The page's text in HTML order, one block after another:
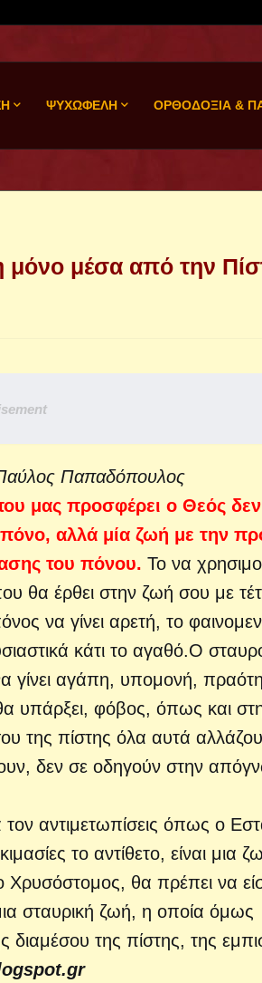
ΨΥΧΩΦΕΛΗ ΟΡΘΟΔΟΞΙΑ &
μόνο μέσα από την
Παπαδόπουλος
μας προσφέρει ο Θεός
αλλά μία ζωή με την
του πόνου. Το να
θα έρθει στην ζωή σου με
να γίνει αρετή, το
κάτι το αγαθό.Ο
γίνει αγάπη, υπομονή,
υπάρξει, φόβος, όπως και
πίστης όλα αυτά
δεν σε οδηγούν στην
αντιμετωπίσεις όπως ο
το αντίθετο, είναι μια
Χρυσόστομος, θα πρέπει να
μια σταυρική ζωή, η οποία όμως
της πίστης, της